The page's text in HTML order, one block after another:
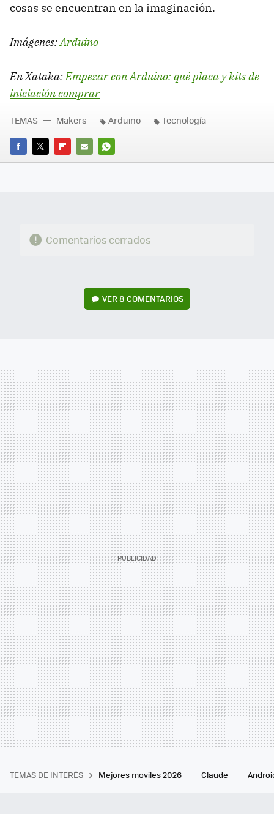
cosas se encuentran en la imaginación.
Imágenes:Arduino
En Xataka:Empezar con Arduino: qué placa y kits de
iniciación comprar
FACEBOOK
TWITTERFLIPBOARD
E-
WHATSAPP
TEMAS Makers Arduino Tecnología
Comentarios cerrados
VER8 COMENTARIOS
TEMAS DE INTERÉS Mejores moviles 2026 Claude